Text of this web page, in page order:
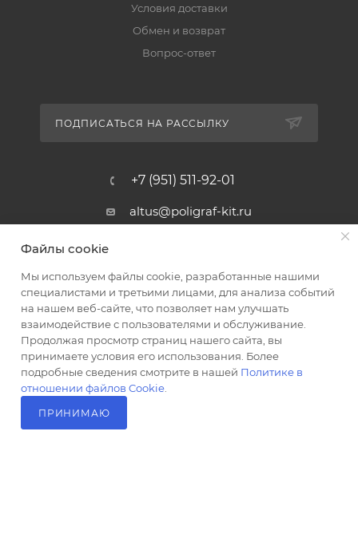
Условия доставки
Обмен и возврат
Вопрос-ответ
ПОДПИСАТЬСЯ НА РАССЫЛКУ
+7 (951) 511-92-01
altus@poligraf-kit.ru
Магазин-склад ТЦ "Альтус"
пос. Янтарный, Малое Зеленое
Кольцо, 3, ТЦ "Альтус" 1 этаж
Показать на карте
2026 © Полиграф кит - интернет-магазин
Файлы cookie
Мы используем файлы cookie, разработанные нашими
специалистами и третьими лицами, для анализа событий
на нашем веб-сайте, что позволяет нам улучшать
взаимодействие с пользователями и обслуживание.
Продолжая просмотр страниц нашего сайта, вы
принимаете условия его использования. Более
подробные сведения смотрите в нашей Политике в
отношении файлов Cookie
ПРИНИМАЮ